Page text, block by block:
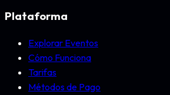
Plataforma
Explorar Eventos
Cómo Funciona
Tarifas
Métodos de Pago